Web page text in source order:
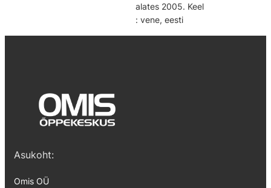
alates 2005. Keel
: vene, eesti
Asukoht:
Omis OÜ